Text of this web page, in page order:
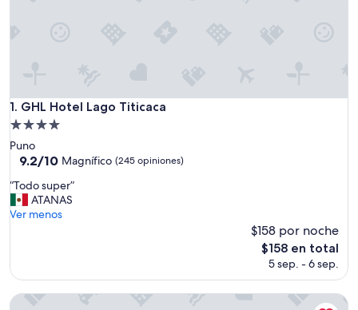
1. GHL Hotel Lago Titicaca
GHL Hotel Lago Titicaca
Propiedad
de
4.0
Puno
9.2
10,
Magnífico,
(245
9.2/10 Magnífico (245 opiniones)
“
T
o
u
e
“Todo super”
ATANAS
Ver menos
$158 por noche
El
precio
$158 en total
5 sep. - 6 sep.
Tierra Viva Puno Plaza